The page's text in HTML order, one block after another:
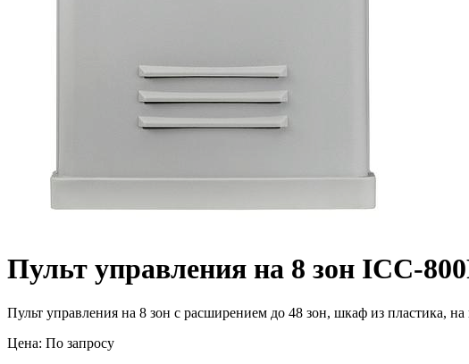
Пульт управления на 8 зон ICC-
Пульт управления на 8 зон с расширением до 48 зон, шкаф из пластика,
Цена: По запросу